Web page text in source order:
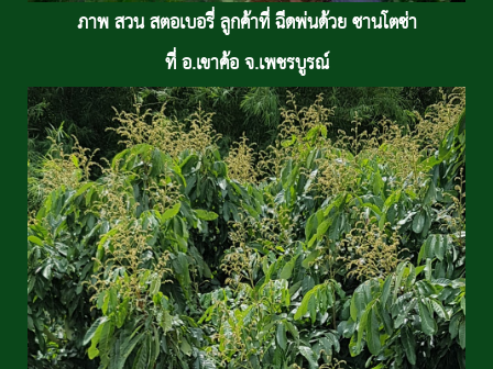
ภาพ สวน สตอเบอรี่ ลูกค้าที่ ฉีดพ่นด้วย ซานโตซ่า
ที่ อ.เขาค้อ จ.เพชรบูรณ์